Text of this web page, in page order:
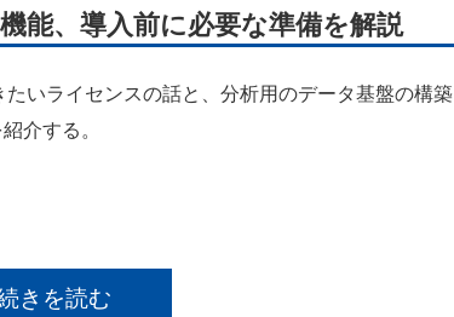
能、導入前に必要な準備を解説
いライセンスの話と、分析用のデータ基盤の構築
介する。
きを読む